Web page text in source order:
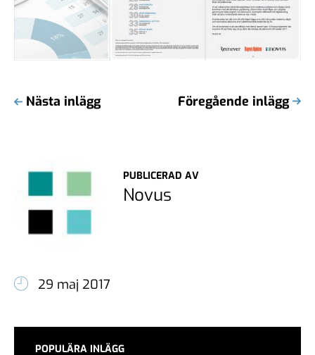
Nästa inlägg Föregående inlägg
PUBLICERAD AV
Novus
29 maj 2017
POPULÄRA INLÄGG